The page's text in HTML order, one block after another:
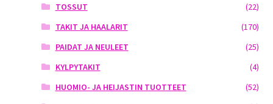
TOSSUT
(22)
TAKIT JA HAALARIT
(170)
PAIDAT JA NEULEET
(25)
KYLPYTAKIT
(4)
HUOMIO- JA HEIJASTIN TUOTTEET
(52)